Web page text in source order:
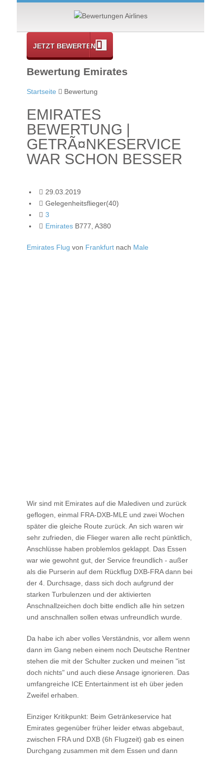
JETZT BEWERTEN
Bewertung Emirates
Startseite Bewertung
EMIRATES
BEWERTUNG |
GETRÃ¤NKESERVICE
WAR SCHON BESSER
29.03.2019
Gelegenheitsflieger(40)
3
EmiratesB777, A380
Emirates Flug von Frankfurt nach Male
Wir sind mit Emirates auf die Malediven und zurück
geflogen, einmal FRA-DXB-MLE und zwei Wochen
später die gleiche Route zurück. An sich waren wir
sehr zufrieden, die Flieger waren alle recht pünktlich,
Anschlüsse haben problemlos geklappt. Das Essen
war wie gewohnt gut, der Service freundlich - außer
als die Purserin auf dem Rückflug DXB-FRA dann bei
der 4. Durchsage, dass sich doch aufgrund der
starken Turbulenzen und der aktivierten
Anschnallzeichen doch bitte endlich alle hin setzen
und anschnallen sollen etwas unfreundlich wurde.
Da habe ich aber volles Verständnis, vor allem wenn
dann im Gang neben einem noch Deutsche Rentner
stehen die mit der Schulter zucken und meinen "ist
doch nichts" und auch diese Ansage ignorieren. Das
umfangreiche ICE Entertainment ist eh über jeden
Zweifel erhaben.
Einziger Kritikpunkt: Beim Getränkeservice hat
Emirates gegenüber früher leider etwas abgebaut,
zwischen FRA und DXB (6h Flugzeit) gab es einen
Durchgang zusammen mit dem Essen und dann